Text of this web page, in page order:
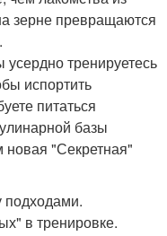
зерне превращаются
тренируетесь
испортить
питаться
базы
"Секретная"
подходами.
в тренировке.